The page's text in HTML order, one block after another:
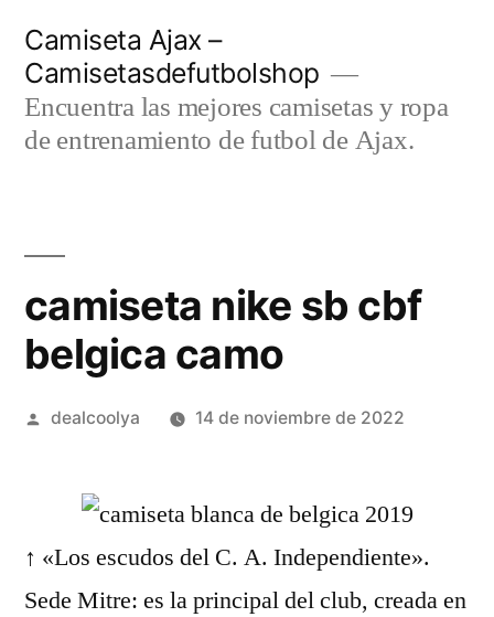
contenido
Camiseta Ajax –
Camisetasdefutbolshop
Encuentra las mejores camisetas y ropa
de entrenamiento de futbol de Ajax.
camiseta nike sb cbf
belgica camo
Publicado
dealcoolya 14 de noviembre de 2022
↑ «Los escudos del C. A. Independiente».
Sede Mitre: es la principal del club, creada en